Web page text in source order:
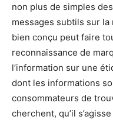
non plus de simples
messages subtils sur
bien conçu peut faire
reconnaissance de
l’information sur une
dont les informations
consommateurs de
cherchent, qu’il